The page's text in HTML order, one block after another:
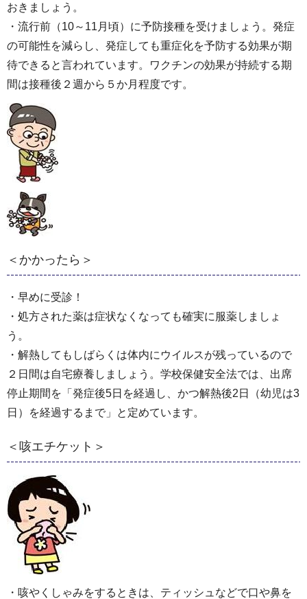
おきましょう。
・流行前（10～11月頃）に予防接種を受けましょう。発症
の可能性を減らし、発症しても重症化を予防する効果が期
待できると言われています。ワクチンの効果が持続する期
間は接種後２週から５か月程度です。
＜かかったら＞
・早めに受診！
・処方された薬は症状なくなっても確実に服薬しましょ
う。
・解熱してもしばらくは体内にウイルスが残っているので
２日間は自宅療養しましょう。学校保健安全法では、出席
停止期間を「発症後5日を経過し、かつ解熱後2日（幼児は3
日）を経過するまで」と定めています。
＜咳エチケット＞
・咳やくしゃみをするときは、ティッシュなどで口や鼻を